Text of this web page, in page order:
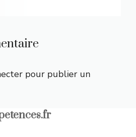
pour publier un